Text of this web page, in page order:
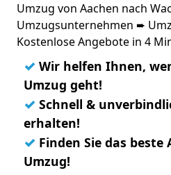
Umzug von Aachen nach
Umzugsunternehmen ➨
Kostenlose Angebote in 4
✓ Wir helfen Ihnen,
Umzug geht!
✓ Schnell &
erhalten!
✓ Finden Sie das
Umzug!